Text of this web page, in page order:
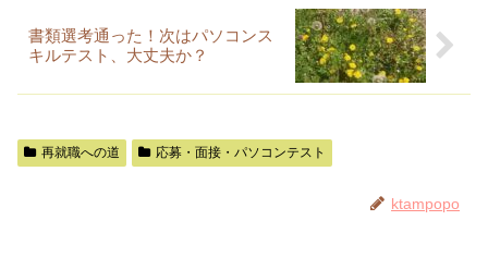
書類選考通った！次はパソコンス
キルテスト、大丈夫か？
再就職への道 応募・面接・パソコンテスト
ktampopo